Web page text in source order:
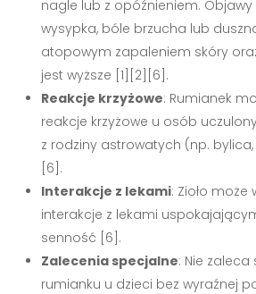
nagle lub z opóźnieniem. Objawy
wysypka, bóle brzucha lub
atopowym zapaleniem skóry
jest wyższe [1][2][6].
Reakcje krzyżowe: Rumianek
reakcje krzyżowe u osób
z rodziny astrowatych (np.
[6].
Interakcje z lekami: Zioło
interakcje z lekami
senność [6].
Zalecenia specjalne: Nie
rumianku u dzieci bez wyraźnej